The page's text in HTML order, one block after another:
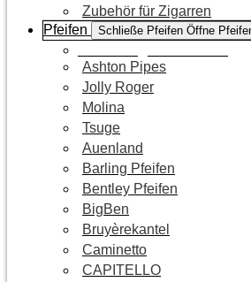
Zubehör für Zigarren
Pfeifen
Schließe Pfeifen Öffne
Ashton Pipes
Jolly Roger
Molina
Tsuge
Auenland
Barling Pfeifen
Bentley Pfeifen
BigBen
Bruyèrekantel
Caminetto
CAPITELLO